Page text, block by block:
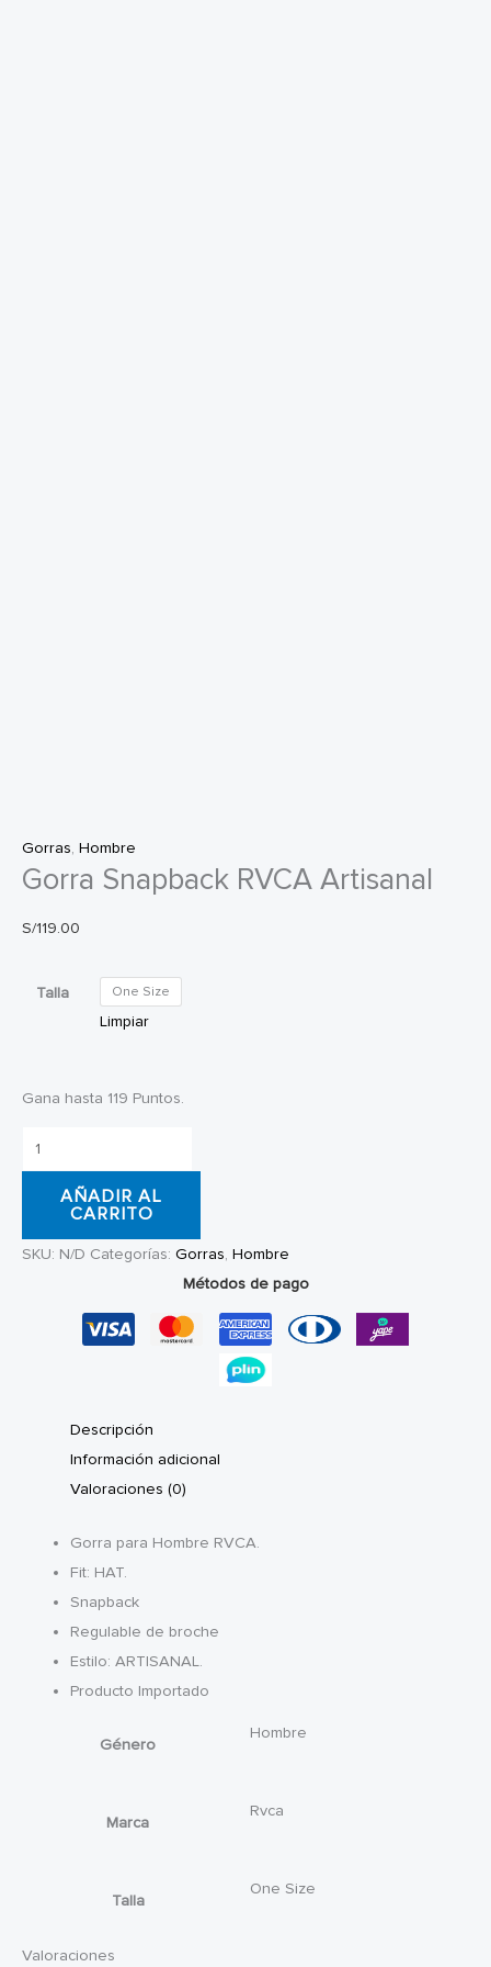
Gorras, Hombre
Gorra Snapback RVCA Artisanal
S/119.00
Talla One Size
Limpiar
Gana hasta 119 Puntos.
Gorra
Snapback
RVCA
cantidad
AÑADIR AL
CARRITO
SKU: N/D Categorías: Gorras, Hombre
Métodos de pago
Descripción
Información adicional
Valoraciones (0)
Gorra para Hombre RVCA.
Fit: HAT.
Snapback
Regulable de broche
Estilo: ARTISANAL.
Producto Importado
Género
Hombre
Marca
Rvca
Talla
One Size
Valoraciones